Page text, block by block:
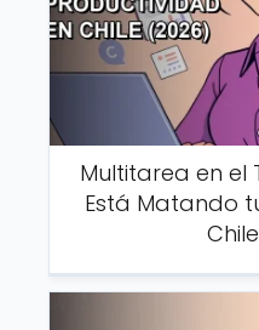
Multitarea en el
Está Matando